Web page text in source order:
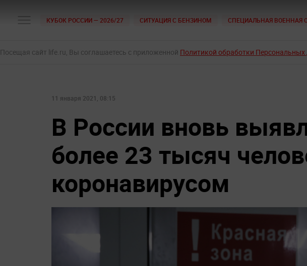
КУБОК РОССИИ — 2026/27 СИТУАЦИЯ С БЕНЗИНОМ СПЕЦИАЛЬНАЯ ВОЕННАЯ
Посещая сайт life.ru, Вы соглашаетесь с приложенной Политикой обработки
11 января 2021, 08:15
В России вновь
более 23 тысяч
коронавирусом